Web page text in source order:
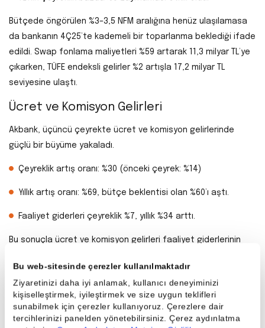
Bu web-sitesinde çerezler kullanılmaktadır
Ziyaretinizi daha iyi anlamak, kullanıcı deneyiminizi
kişiselleştirmek, iyileştirmek ve size uygun teklifleri
sunabilmek için çerezler kullanıyoruz. Çerezlere dair
tercihlerinizi panelden yönetebilirsiniz. Çerez aydınlatma
Bütçede öngörülen %3–3,5 NFM aralığına henüz ulaşılamasa
da bankanın 4Ç25’te kademeli bir toparlanma beklediği ifade
edildi. Swap fonlama maliyetleri %59 artarak 11,3 milyar TL’ye
çıkarken, TÜFE endeksli gelirler %2 artışla 17,2 milyar TL
seviyesine ulaştı.
Ücret ve Komisyon Gelirleri
Akbank, üçüncü çeyrekte ücret ve komisyon gelirlerinde
güçlü bir büyüme yakaladı.
Çeyreklik artış oranı: %30 (önceki çeyrek: %14)
Yıllık artış oranı: %69, bütçe beklentisi olan %60’ı aştı.
Faaliyet giderleri çeyreklik %7, yıllık %34 arttı.
Bu sonuçla ücret ve komisyon gelirleri faaliyet giderlerinin
tamamen karşılayabilecek düzeyde komisyon geliri yaratmayı
başardı — bu, sektörde oldukça güçlü bir operasyonel
verimlilik göstergesi.